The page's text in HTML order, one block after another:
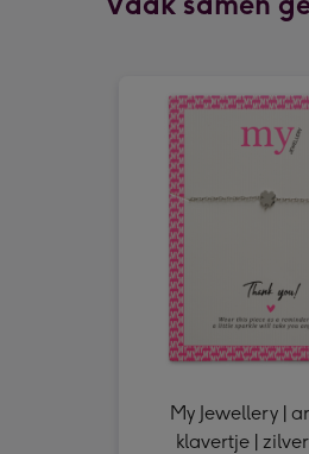
My Jewellery |
klavertje |